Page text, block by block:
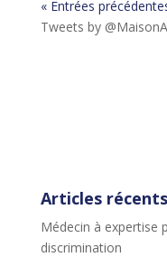
« Entrées
Tweets by
Articles récents
Médecin à expertise
discrimination